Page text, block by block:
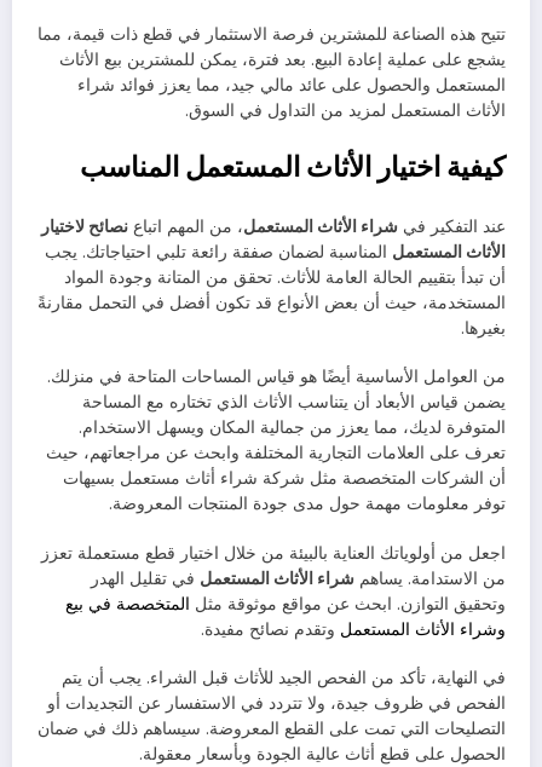
تتيح هذه الصناعة للمشترين فرصة الاستثمار في قطع ذات قيمة، مما
يشجع على عملية إعادة البيع. بعد فترة، يمكن للمشترين بيع الأثاث
المستعمل والحصول على عائد مالي جيد، مما يعزز فوائد شراء
الأثاث المستعمل لمزيد من التداول في السوق.
كيفية اختيار الأثاث المستعمل المناسب
عند التفكير في شراء الأثاث المستعمل، من المهم اتباع نصائح لاختيار
الأثاث المستعمل المناسبة لضمان صفقة رائعة تلبي احتياجاتك. يجب
أن تبدأ بتقييم الحالة العامة للأثاث. تحقق من المتانة وجودة المواد
المستخدمة، حيث أن بعض الأنواع قد تكون أفضل في التحمل مقارنةً
بغيرها.
من العوامل الأساسية أيضًا هو قياس المساحات المتاحة في منزلك.
يضمن قياس الأبعاد أن يتناسب الأثاث الذي تختاره مع المساحة
المتوفرة لديك، مما يعزز من جمالية المكان ويسهل الاستخدام.
تعرف على العلامات التجارية المختلفة وابحث عن مراجعاتهم، حيث
أن الشركات المتخصصة مثل شركة شراء أثاث مستعمل بسيهات
توفر معلومات مهمة حول مدى جودة المنتجات المعروضة.
اجعل من أولوياتك العناية بالبيئة من خلال اختيار قطع مستعملة تعزز
من الاستدامة. يساهم شراء الأثاث المستعمل في تقليل الهدر
وتحقيق التوازن. ابحث عن مواقع موثوقة مثل المتخصصة في بيع
وشراء الأثاث المستعمل وتقدم نصائح مفيدة.
في النهاية، تأكد من الفحص الجيد للأثاث قبل الشراء. يجب أن يتم
الفحص في ظروف جيدة، ولا تتردد في الاستفسار عن التجديدات أو
التصليحات التي تمت على القطع المعروضة. سيساهم ذلك في ضمان
الحصول على قطع أثاث عالية الجودة وبأسعار معقولة.